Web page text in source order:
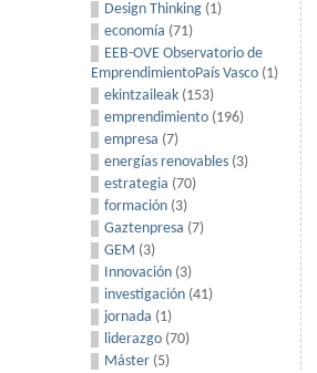
Design Thinking (1)
economía (71)
EEB-OVE Observatorio de
EmprendimientoPaís Vasco (1)
ekintzaileak (153)
emprendimiento (196)
empresa (7)
energías renovables (3)
estrategia (70)
formación (3)
Gaztenpresa (7)
GEM (3)
Innovación (3)
investigación (41)
jornada (1)
liderazgo (70)
Máster (5)